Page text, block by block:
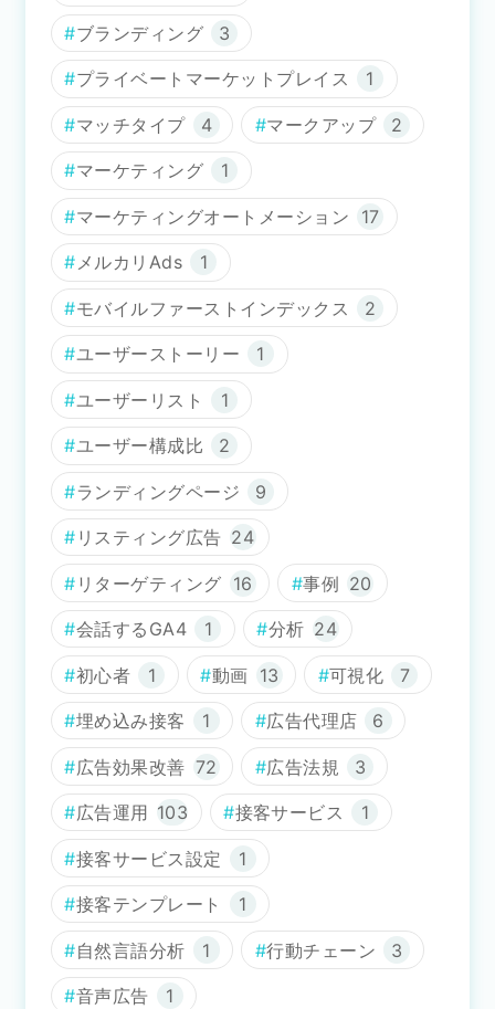
ブランディング 3
プライベートマーケットプレイス 1
マッチタイプ 4 マークアップ 2
マーケティング 1
マーケティングオートメーション 17
メルカリAds 1
モバイルファーストインデックス 2
ユーザーストーリー 1
ユーザーリスト 1
ユーザー構成比 2
ランディングページ 9
リスティング広告 24
リターゲティング 16 事例 20
会話するGA4 1 分析 24
初心者 1 動画 13 可視化 7
埋め込み接客 1 広告代理店 6
広告効果改善 72 広告法規 3
広告運用 103 接客サービス 1
接客サービス設定 1
接客テンプレート 1
自然言語分析 1 行動チェーン 3
音声広告 1